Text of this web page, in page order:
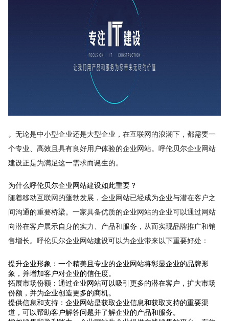
。无论是中小型企业还是大型企业，在互联网的浪潮下，都需要一
个专业、高效且具有良好用户体验的企业网站。呼伦贝尔企业网站
建设正是为满足这一需求而诞生的。
为什么呼伦贝尔企业网站建设如此重要？
随着移动互联网的蓬勃发展，企业网站已经成为企业与潜在客户之
间沟通的重要桥梁。一家具备优质的企业网站的企业可以通过网站
向潜在客户展示自身的实力、产品和服务，从而实现品牌推广和销
售增长。呼伦贝尔企业网站建设可以为企业带来以下重要好处：
提升企业形象：一个精美且专业的企业网站将彰显企业的品牌形
象，并增加客户对企业的信任度。
拓展市场份额：通过企业网站可以吸引更多的潜在客户，扩大市场
份额，并为企业创造更多的商机。
提供信息和支持：企业网站是获取企业信息和获取支持的重要渠
道，可以帮助客户解答问题并了解企业的产品和服务。